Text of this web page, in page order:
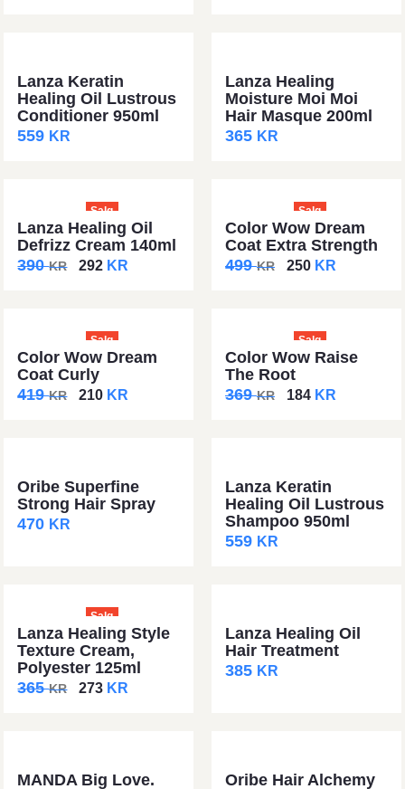
Lanza Keratin
Healing Oil Lustrous
Conditioner 950ml
559 KR
Lanza Healing
Moisture Moi Moi
Hair Masque 200ml
365 KR
Salg
Lanza Healing Oil
Defrizz Cream 140ml
390KR 292 KR
Salg
Color Wow Dream
Coat Extra Strength
499KR 250 KR
Salg
Color Wow Dream
Coat Curly
419KR 210 KR
Salg
Color Wow Raise
The Root
369KR 184 KR
Oribe Superfine
Strong Hair Spray
470 KR
Lanza Keratin
Healing Oil Lustrous
Shampoo 950ml
559 KR
Salg
Lanza Healing Style
Texture Cream,
Polyester 125ml
365KR 273 KR
Lanza Healing Oil
Hair Treatment
385 KR
MANDA Big Love.
Oribe Hair Alchemy